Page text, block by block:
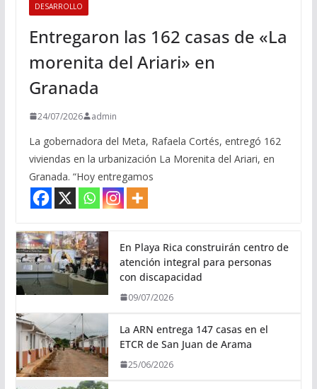
DESARROLLO
Entregaron las 162 casas de «La
morenita del Ariari» en
Granada
24/07/2026 admin
La gobernadora del Meta, Rafaela Cortés, entregó 162
viviendas en la urbanización La Morenita del Ariari, en
Granada. “Hoy entregamos
En Playa Rica construirán centro de
atención integral para personas
con discapacidad
09/07/2026
La ARN entrega 147 casas en el
ETCR de San Juan de Arama
25/06/2026